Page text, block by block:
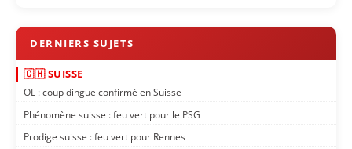
🇨🇭 SUISSE
OL : coup dingue confirmé en Suisse
Phénomène suisse : feu vert pour le PSG
Prodige suisse : feu vert pour Rennes